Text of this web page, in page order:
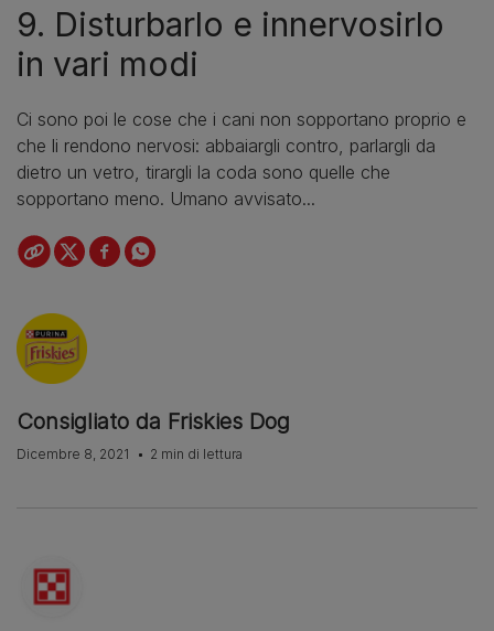
9. Disturbarlo e innervosirlo
in vari modi
Ci sono poi le cose che i cani non sopportano proprio e
che li rendono nervosi: abbaiargli contro, parlargli da
dietro un vetro, tirargli la coda sono quelle che
sopportano meno. Umano avvisato...
Consigliato da Friskies Dog
Dicembre 8, 2021 2 min di lettura